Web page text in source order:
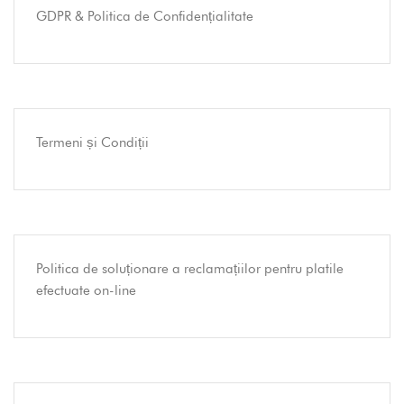
GDPR & Politica de Confidențialitate
Termeni și Condiții
Politica de soluționare a reclamațiilor pentru platile
efectuate on-line